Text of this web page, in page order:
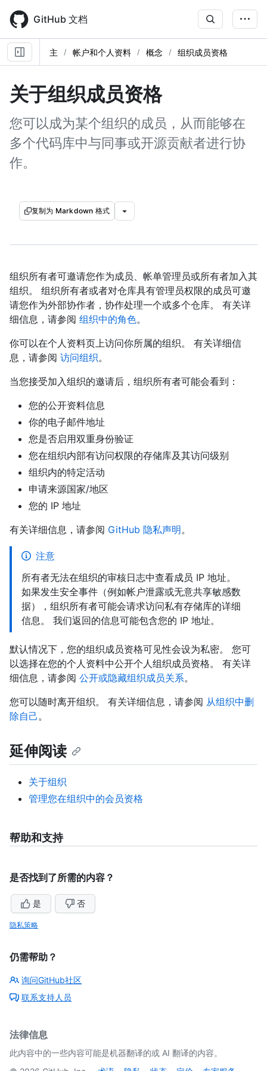
main
content
GitHub 文档
主 帐户和个人资料 概念 组织成员资格
关于组织成员资格
您可以成为某个组织的成员，从而能够在
多个代码库中与同事或开源贡献者进行协
作。
复制为 Markdown 格式
组织所有者可邀请您作为成员、帐单管理员或所有者加入其
组织。 组织所有者或者对仓库具有管理员权限的成员可邀
请您作为外部协作者，协作处理一个或多个仓库。 有关详
细信息，请参阅 组织中的角色。
你可以在个人资料页上访问你所属的组织。 有关详细信
息，请参阅 访问组织。
当您接受加入组织的邀请后，组织所有者可能会看到：
您的公开资料信息
你的电子邮件地址
您是否启用双重身份验证
您在组织内部有访问权限的存储库及其访问级别
组织内的特定活动
申请来源国家/地区
您的 IP 地址
有关详细信息，请参阅 GitHub 隐私声明。
注意
所有者无法在组织的审核日志中查看成员 IP 地址。
如果发生安全事件（例如帐户泄露或无意共享敏感数
据），组织所有者可能会请求访问私有存储库的详细
信息。 我们返回的信息可能包含您的 IP 地址。
默认情况下，您的组织成员资格可见性会设为私密。 您可
以选择在您的个人资料中公开个人组织成员资格。 有关详
细信息，请参阅 公开或隐藏组织成员关系。
您可以随时离开组织。 有关详细信息，请参阅 从组织中删
除自己。
延伸阅读
关于组织
管理您在组织中的会员资格
帮助和支持
是否找到了所需的内容？
是 否
隐私策略
仍需帮助？
询问GitHub社区
联系支持人员
法律信息
此内容中的一些内容可能是机器翻译的或 AI 翻译的内容。